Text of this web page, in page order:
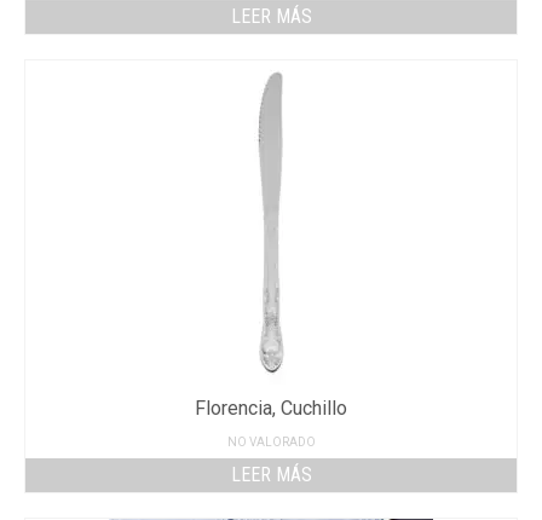
LEER MÁS
Florencia, Cuchillo
NO VALORADO
LEER MÁS